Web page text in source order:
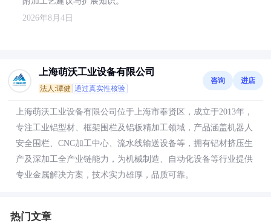
2026年8月4日
上海萌沃工业设备有限公司
法人:谭健 通过真实性核验
咨询 进店
上海萌沃工业设备有限公司位于上海市奉贤区，成立于2013年，
专注工业铝型材、框架围栏及铝板精加工领域，产品涵盖机器人
安全围栏、CNC加工中心、流水线输送设备等，拥有铝材挤压生
产及深加工全产业链能力，为机械制造、自动化设备等行业提供
专业金属解决方案，技术实力雄厚，品质可靠。
热门文章